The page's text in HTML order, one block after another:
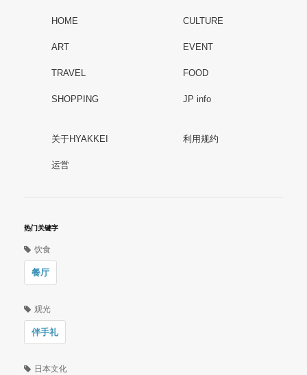
HOME CULTURE
ART EVENT
TRAVEL FOOD
SHOPPING JP info
关于HYAKKEI 利用规约
运営
热门关键字
饮食
餐厅
观光
伴手礼
日本文化